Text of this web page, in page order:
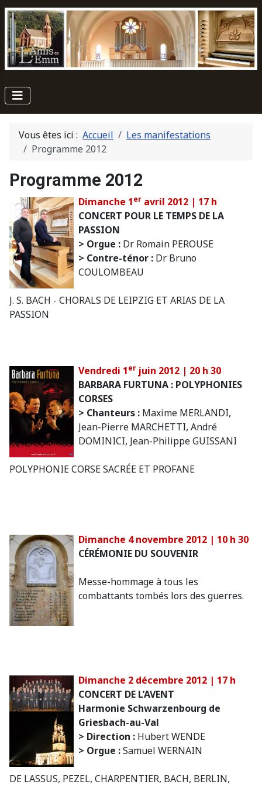
Vous êtes ici : Accueil
Les manifestations
Programme 2012
Programme 2012
Dimanche 1er avril 2012 | 17 h
CONCERT POUR LE TEMPS DE LA
PASSION
> Orgue : Dr Romain PEROUSE
> Contre-ténor : Dr Bruno
COULOMBEAU
J. S. BACH - CHORALS DE LEIPZIG ET ARIAS DE LA
PASSION
Vendredi 1er juin 2012 | 20 h 30
BARBARA FURTUNA : POLYPHONIES
CORSES
> Chanteurs : Maxime MERLANDI,
Jean-Pierre MARCHETTI, André
DOMINICI, Jean-Philippe GUISSANI
POLYPHONIE CORSE SACRÉE ET PROFANE
Dimanche 4 novembre 2012 | 10 h 30
CÉRÉMONIE DU SOUVENIR
Messe-hommage à tous les
combattants tombés lors des guerres.
Dimanche 2 décembre 2012 | 17 h
CONCERT DE L’AVENT
Harmonie Schwarzenbourg de
Griesbach-au-Val
> Direction : Hubert WENDE
> Orgue :Samuel WERNAIN
DE LASSUS, PEZEL, CHARPENTIER, BACH, BERLIN,